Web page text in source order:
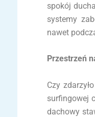
spokój
systemy
nawet
Przestrzeń
Czy
surfingowej
dachowy